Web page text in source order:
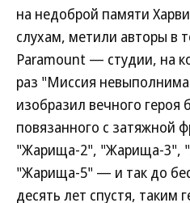
на недоброй памяти
слухам, метили авторы в
Paramount — студии, на
раз "Миссия
изобразил вечного героя
повязанного с затяжной
"Жарища-2", "Жарища-3",
"Жарища-5" — и так до
десять лет спустя, таким